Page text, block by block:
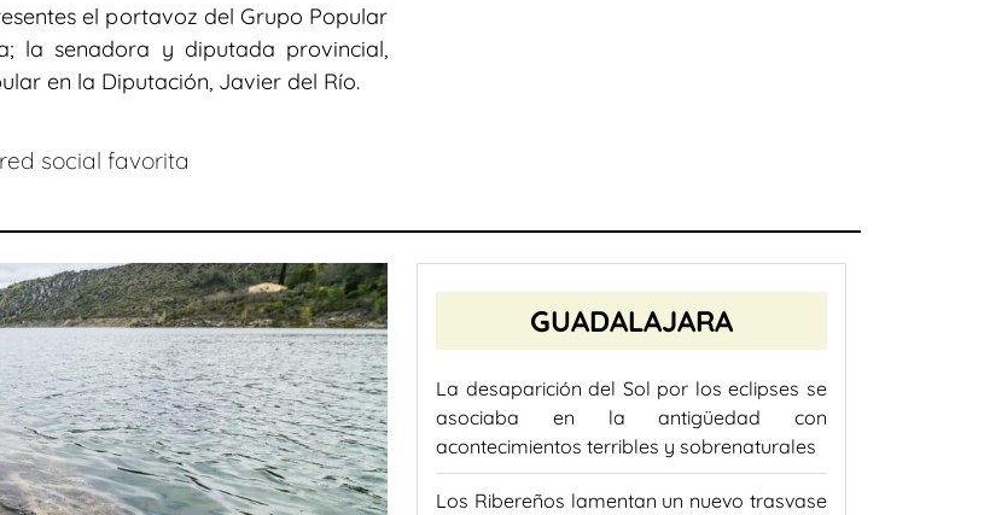
el portavoz del Grupo Popular
la senadora y diputada provincial,
en la Diputación, Javier del Río.
social favorita
GUADALAJARA
La desaparición del Sol por los eclipses se
asociaba en la antigüedad con
acontecimientos terribles y sobrenaturales
Los Ribereños lamentan un nuevo trasvase